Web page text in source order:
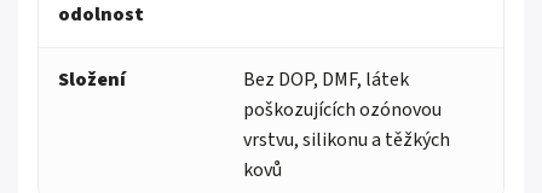
odolnost
Složení
Bez DOP, DMF, látek
poškozujících ozónovou
vrstvu, silikonu a těžkých
kovů